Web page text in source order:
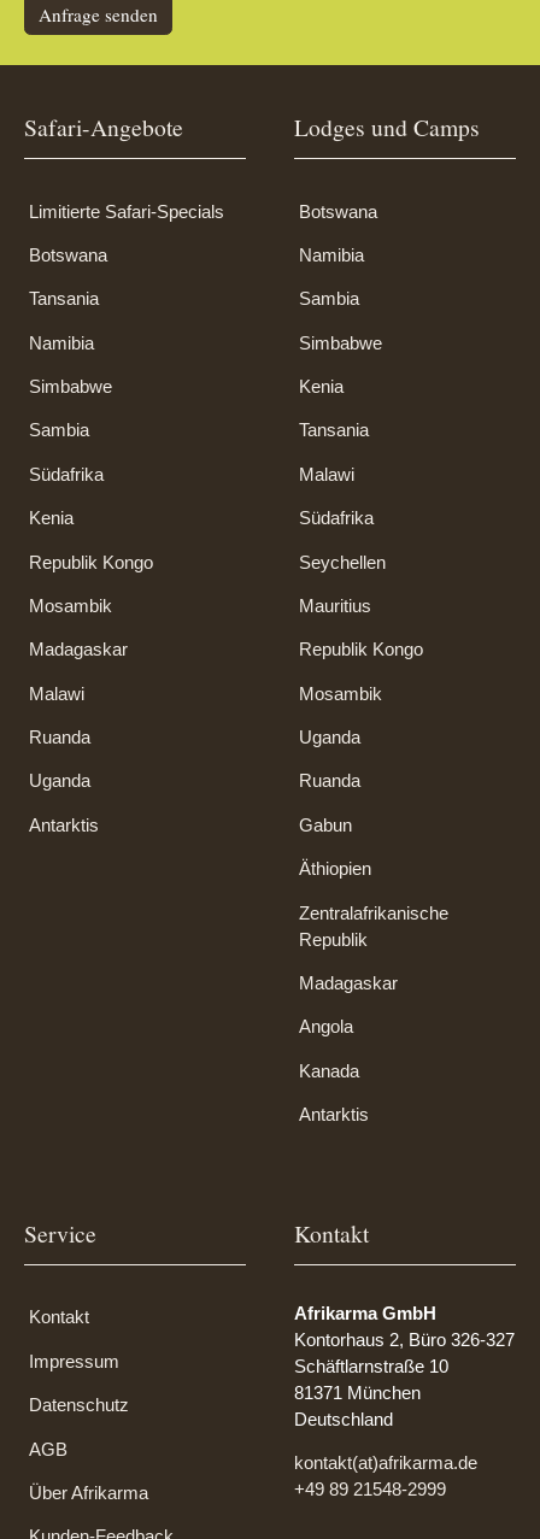
Anfrage senden
Safari-Angebote
Limitierte Safari-Specials
Botswana
Tansania
Namibia
Simbabwe
Sambia
Südafrika
Kenia
Republik Kongo
Mosambik
Madagaskar
Malawi
Ruanda
Uganda
Antarktis
Lodges und Camps
Botswana
Namibia
Sambia
Simbabwe
Kenia
Tansania
Malawi
Südafrika
Seychellen
Mauritius
Republik Kongo
Mosambik
Uganda
Ruanda
Gabun
Äthiopien
Zentralafrikanische
Republik
Madagaskar
Angola
Kanada
Antarktis
Service
Kontakt
Impressum
Datenschutz
AGB
Über Afrikarma
Kontakt
Afrikarma GmbH
Kontorhaus 2, Büro 326-327
Schäftlarnstraße 10
81371 München
Deutschland
kontakt(at)afrikarma.de
+49 89 21548-2999